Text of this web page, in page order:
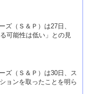
ズ（Ｓ＆Ｐ）は27日、
可能性は低い」との見
ズ（Ｓ＆Ｐ）は30日、ス
ョンを取ったことを明ら